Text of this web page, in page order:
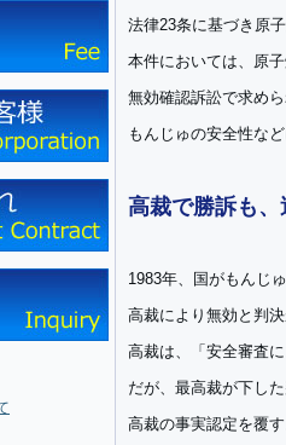
法律23条に基づき原
本件においては、原
無効確認訴訟で求め
もんじゅの安全性な
高裁で勝訴も、
1983年、国がもんじ
高裁により無効と判決
高裁は、「安全審査
だが、最高裁が下し
高裁の事実認定を覆